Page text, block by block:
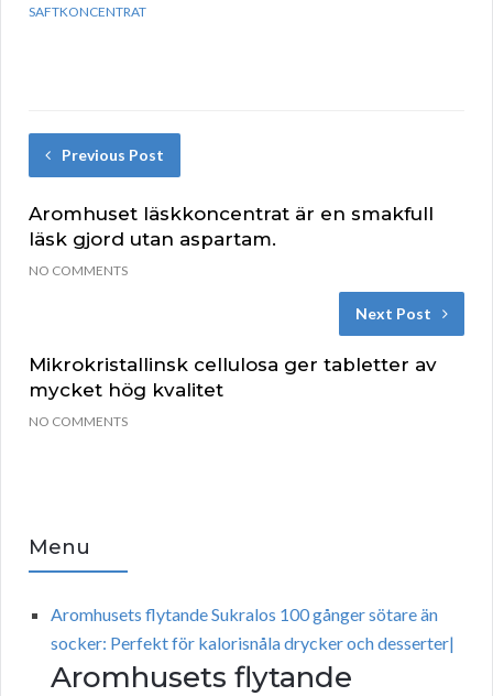
SAFTKONCENTRAT
Previous Post
Aromhuset läskkoncentrat är en smakfull
läsk gjord utan aspartam.
NO COMMENTS
Next Post
Mikrokristallinsk cellulosa ger tabletter av
mycket hög kvalitet
NO COMMENTS
Menu
Aromhusets flytande Sukralos 100 gånger sötare än
socker: Perfekt för kalorisnåla drycker och desserter|
Aromhusets flytande